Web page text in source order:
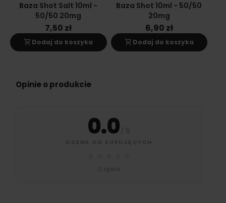
Baza Shot Salt 10ml -
50/50 20mg
7,50 zł
shopping_cart Dodaj do koszyka
Baza Shot 10ml - 50/50
20mg
6,90 zł
shopping_cart Dodaj do koszyka
Opinie o produkcie
0.0/ 5
OCENA OD KUPUJĄCYCH
0 opinii